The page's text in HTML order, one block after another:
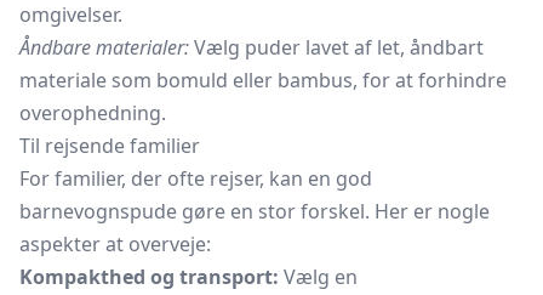
omgivelser.
Åndbare materialer:Vælg puder lavet af let, åndbart
materiale som bomuld eller bambus, for at forhindre
overophedning.
Til rejsende familier
For familier, der ofte rejser, kan en god
barnevognspude gøre en stor forskel. Her er nogle
aspekter at overveje:
Kompakthed og transport: Vælg en